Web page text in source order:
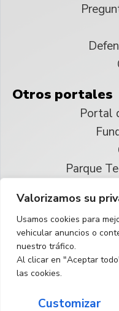
Valorizamos su
Usamos cookies para
vehicular anuncios o
nuestro tráfico.
Al clicar en "Aceptar
las cookies.
Customizar
Otros portales
Portal
Parque
Español